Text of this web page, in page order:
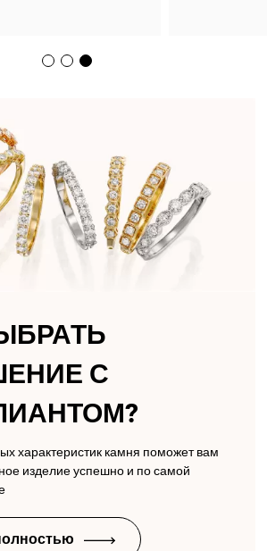
С
характеристик камня поможет вам
изделие успешно и по самой